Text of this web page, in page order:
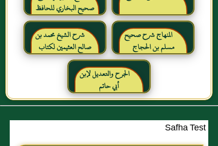
صحيح البخاري للحافظ
ابن حجر العسقلاني
المنهاج شرح صحيح
مسلم بن الحجاج
شرح الشيخ محمد بن
صالح العثيمين لكتاب
رياض الصالحين للإمام
النووي رحمهم الله تعالىالجرح والتعديل لإبن
أبي حاتم
Safha Test